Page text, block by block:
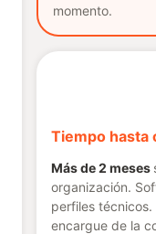
momento.
Tiempo hasta
Más de 2 meses
organización.
perfiles
encargue de la